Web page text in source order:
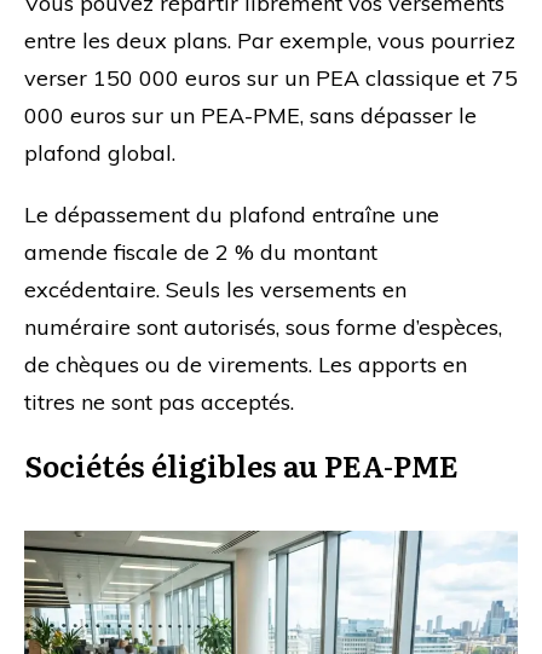
entre les deux plans. Par exemple, vous pourriez
verser 150 000 euros sur un PEA classique et 75
000 euros sur un PEA-PME, sans dépasser le
plafond global.
Le dépassement du plafond entraîne une
amende fiscale de 2 % du montant
excédentaire. Seuls les versements en
numéraire sont autorisés, sous forme d’espèces,
de chèques ou de virements. Les apports en
titres ne sont pas acceptés.
Sociétés éligibles au PEA-PME